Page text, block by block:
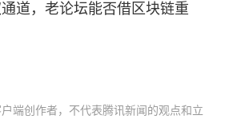
道，老论坛能否借区块链重
端创作者，不代表腾讯新闻的观点和立